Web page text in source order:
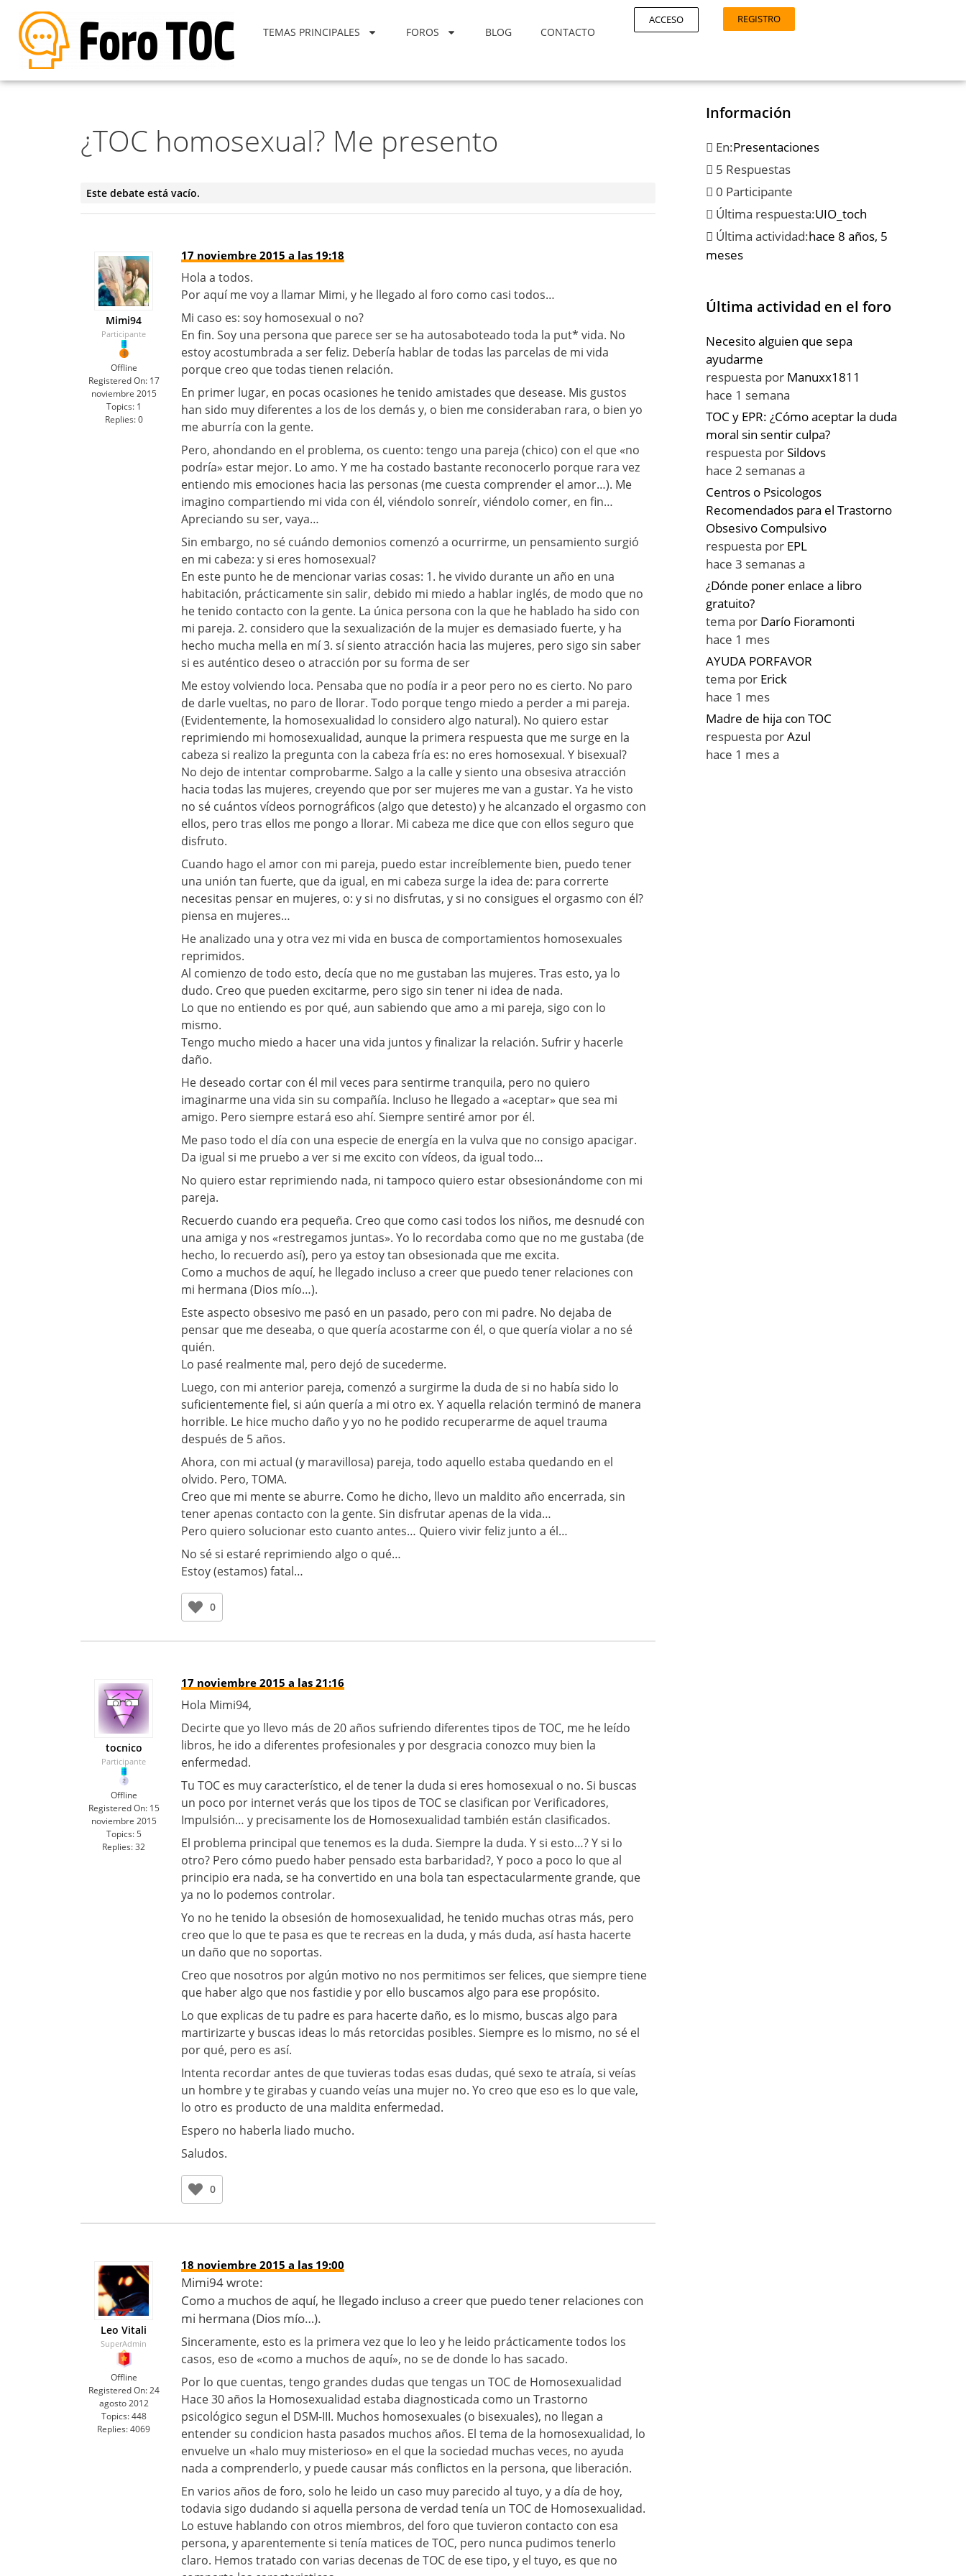
TEMAS PRINCIPALES FOROS BLOG CONTACTO
ACCESO REGISTRO
¿TOC homosexual? Me presento
Este debate está vacío.
Mimi94
Participante
Offline
Registered On: 17
noviembre 2015
Topics: 1
Replies: 0
17 noviembre 2015 a las 19:18
Hola a todos.
Por aquí me voy a llamar Mimi, y he llegado al foro como casi todos…
Mi caso es: soy homosexual o no?
En fin. Soy una persona que parece ser se ha autosaboteado toda la put* vida. No
estoy acostumbrada a ser feliz. Debería hablar de todas las parcelas de mi vida
porque creo que todas tienen relación.
En primer lugar, en pocas ocasiones he tenido amistades que desease. Mis gustos
han sido muy diferentes a los de los demás y, o bien me consideraban rara, o bien yo
me aburría con la gente.
Pero, ahondando en el problema, os cuento: tengo una pareja (chico) con el que «no
podría» estar mejor. Lo amo. Y me ha costado bastante reconocerlo porque rara vez
entiendo mis emociones hacia las personas (me cuesta comprender el amor…). Me
imagino compartiendo mi vida con él, viéndolo sonreír, viéndolo comer, en fin…
Apreciando su ser, vaya…
Sin embargo, no sé cuándo demonios comenzó a ocurrirme, un pensamiento surgió
en mi cabeza: y si eres homosexual?
En este punto he de mencionar varias cosas: 1. he vivido durante un año en una
habitación, prácticamente sin salir, debido mi miedo a hablar inglés, de modo que no
he tenido contacto con la gente. La única persona con la que he hablado ha sido con
mi pareja. 2. considero que la sexualización de la mujer es demasiado fuerte, y ha
hecho mucha mella en mí 3. sí siento atracción hacia las mujeres, pero sigo sin saber
si es auténtico deseo o atracción por su forma de ser
Me estoy volviendo loca. Pensaba que no podía ir a peor pero no es cierto. No paro
de darle vueltas, no paro de llorar. Todo porque tengo miedo a perder a mi pareja.
(Evidentemente, la homosexualidad lo considero algo natural). No quiero estar
reprimiendo mi homosexualidad, aunque la primera respuesta que me surge en la
cabeza si realizo la pregunta con la cabeza fría es: no eres homosexual. Y bisexual?
No dejo de intentar comprobarme. Salgo a la calle y siento una obsesiva atracción
hacia todas las mujeres, creyendo que por ser mujeres me van a gustar. Ya he visto
no sé cuántos vídeos pornográficos (algo que detesto) y he alcanzado el orgasmo con
ellos, pero tras ellos me pongo a llorar. Mi cabeza me dice que con ellos seguro que
disfruto.
Cuando hago el amor con mi pareja, puedo estar increíblemente bien, puedo tener
una unión tan fuerte, que da igual, en mi cabeza surge la idea de: para correrte
necesitas pensar en mujeres, o: y si no disfrutas, y si no consigues el orgasmo con él?
piensa en mujeres…
He analizado una y otra vez mi vida en busca de comportamientos homosexuales
reprimidos.
Al comienzo de todo esto, decía que no me gustaban las mujeres. Tras esto, ya lo
dudo. Creo que pueden excitarme, pero sigo sin tener ni idea de nada.
Lo que no entiendo es por qué, aun sabiendo que amo a mi pareja, sigo con lo
mismo.
Tengo mucho miedo a hacer una vida juntos y finalizar la relación. Sufrir y hacerle
daño.
He deseado cortar con él mil veces para sentirme tranquila, pero no quiero
imaginarme una vida sin su compañía. Incluso he llegado a «aceptar» que sea mi
amigo. Pero siempre estará eso ahí. Siempre sentiré amor por él.
Me paso todo el día con una especie de energía en la vulva que no consigo apacigar.
Da igual si me pruebo a ver si me excito con vídeos, da igual todo…
No quiero estar reprimiendo nada, ni tampoco quiero estar obsesionándome con mi
pareja.
Recuerdo cuando era pequeña. Creo que como casi todos los niños, me desnudé con
una amiga y nos «restregamos juntas». Yo lo recordaba como que no me gustaba (de
hecho, lo recuerdo así), pero ya estoy tan obsesionada que me excita.
Como a muchos de aquí, he llegado incluso a creer que puedo tener relaciones con
mi hermana (Dios mío…).
Este aspecto obsesivo me pasó en un pasado, pero con mi padre. No dejaba de
pensar que me deseaba, o que quería acostarme con él, o que quería violar a no sé
quién.
Lo pasé realmente mal, pero dejó de sucederme.
Luego, con mi anterior pareja, comenzó a surgirme la duda de si no había sido lo
suficientemente fiel, si aún quería a mi otro ex. Y aquella relación terminó de manera
horrible. Le hice mucho daño y yo no he podido recuperarme de aquel trauma
después de 5 años.
Ahora, con mi actual (y maravillosa) pareja, todo aquello estaba quedando en el
olvido. Pero, TOMA.
Creo que mi mente se aburre. Como he dicho, llevo un maldito año encerrada, sin
tener apenas contacto con la gente. Sin disfrutar apenas de la vida…
Pero quiero solucionar esto cuanto antes… Quiero vivir feliz junto a él…
No sé si estaré reprimiendo algo o qué…
Estoy (estamos) fatal…
0
tocnico
Participante
Offline
Registered On: 15
noviembre 2015
Topics: 5
Replies:32
17 noviembre 2015 a las 21:16
Hola Mimi94,
Decirte que yo llevo más de 20 años sufriendo diferentes tipos de TOC, me he leído
libros, he ido a diferentes profesionales y por desgracia conozco muy bien la
enfermedad.
Tu TOC es muy característico, el de tener la duda si eres homosexual o no. Si buscas
un poco por internet verás que los tipos de TOC se clasifican por Verificadores,
Impulsión… y precisamente los de Homosexualidad también están clasificados.
El problema principal que tenemos es la duda. Siempre la duda. Y si esto…? Y si lo
otro? Pero cómo puedo haber pensado esta barbaridad?, Y poco a poco lo que al
principio era nada, se ha convertido en una bola tan espectacularmente grande, que
ya no lo podemos controlar.
Yo no he tenido la obsesión de homosexualidad, he tenido muchas otras más, pero
creo que lo que te pasa es que te recreas en la duda, y más duda, así hasta hacerte
un daño que no soportas.
Creo que nosotros por algún motivo no nos permitimos ser felices, que siempre tiene
que haber algo que nos fastidie y por ello buscamos algo para ese propósito.
Lo que explicas de tu padre es para hacerte daño, es lo mismo, buscas algo para
martirizarte y buscas ideas lo más retorcidas posibles. Siempre es lo mismo, no sé el
por qué, pero es así.
Intenta recordar antes de que tuvieras todas esas dudas, qué sexo te atraía, si veías
un hombre y te girabas y cuando veías una mujer no. Yo creo que eso es lo que vale,
lo otro es producto de una maldita enfermedad.
Espero no haberla liado mucho.
Saludos.
0
Leo Vitali
SuperAdmin
Offline
Registered On: 24
agosto 2012
Topics: 448
Replies:4069
18 noviembre 2015 a las 19:00
Mimi94 wrote:
Como a muchos de aquí, he llegado incluso a creer que puedo tener relaciones con
mi hermana (Dios mío…).
Sinceramente, esto es la primera vez que lo leo y he leido prácticamente todos los
casos, eso de «como a muchos de aquí», no se de donde lo has sacado.
Por lo que cuentas, tengo grandes dudas que tengas un TOC de Homosexualidad
Hace 30 años la Homosexualidad estaba diagnosticada como un Trastorno
psicológico segun el DSM-III. Muchos homosexuales (o bisexuales), no llegan a
entender su condicion hasta pasados muchos años. El tema de la homosexualidad, lo
envuelve un «halo muy misterioso» en el que la sociedad muchas veces, no ayuda
nada a comprenderlo, y puede causar más conflictos en la persona, que liberación.
En varios años de foro, solo he leido un caso muy parecido al tuyo, y a día de hoy,
todavia sigo dudando si aquella persona de verdad tenía un TOC de Homosexualidad.
Lo estuve hablando con otros miembros, del foro que tuvieron contacto con esa
persona, y aparentemente si tenía matices de TOC, pero nunca pudimos tenerlo
claro. Hemos tratado con varias decenas de TOC de ese tipo, y el tuyo, es que no
Información
En:Presentaciones
5 Respuestas
0 Participante
Última respuesta:UIO_toch
Última actividad:hace 8 años, 5
meses
Última actividad en el foro
Necesito alguien que sepa
ayudarme
respuesta por Manuxx1811
hace 1 semana
TOC y EPR: ¿Cómo aceptar la duda
moral sin sentir culpa?
respuesta porSildovs
hace 2 semanas a
Centros o Psicologos
Recomendados para el Trastorno
Obsesivo Compulsivo
respuesta por EPL
hace 3 semanas a
¿Dónde poner enlace a libro
gratuito?
tema por Darío Fioramonti
hace 1 mes
AYUDA PORFAVOR
tema por Erick
hace 1 mes
Madre de hija con TOC
respuesta porAzul
hace 1 mes a